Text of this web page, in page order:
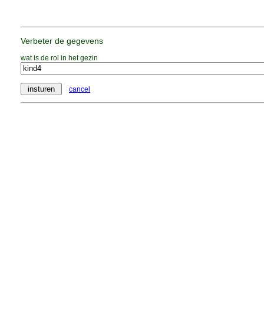
Verbeter de gegevens
wat is de rol in het gezin
cancel